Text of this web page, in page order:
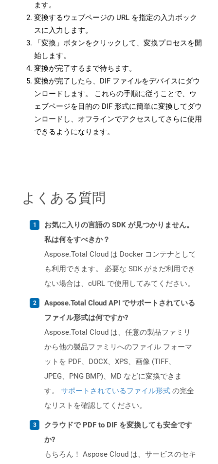
ます。
変換するウェブページの URL を指定の入力ボック
スに入力します。
「変換」ボタンをクリックして、変換プロセスを開
始します。
変換が完了するまで待ちます。
変換が完了したら、DIF ファイルをデバイスにダウ
ンロードします。 これらの手順に従うことで、ウ
ェブページを目的の DIF 形式に簡単に変換してダウ
ンロードし、オフラインでアクセスしてさらに使用
できるようになります。
よくある質問
お気に入りの言語の SDK が見つかりません。
私は何をすべきか？
Aspose.Total Cloud は Docker コンテナとして
も利用できます。 必要な SDK がまだ利用でき
ない場合は、cURL で使用してみてください。
Aspose.Total Cloud API でサポートされている
ファイル形式は何ですか?
Aspose.Total Cloud は、任意の製品ファミリ
から他の製品ファミリへのファイル フォーマ
ットを PDF、DOCX、XPS、画像 (TIFF、
JPEG、PNG BMP)、MD などに変換できま
す。 サポートされているファイル形式 の完全
なリストを確認してください。
クラウドで PDF to DIF を変換しても安全です
か?
もちろん！ Aspose Cloud は、サービスのセキ